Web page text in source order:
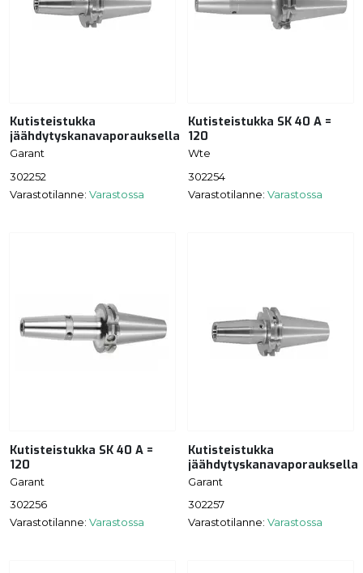
Kutisteistukka
jäähdytyskanavaporauksella
Garant
302252
Varastotilanne: Varastossa
Kutisteistukka SK 40 A =
120
Wte
302254
Varastotilanne: Varastossa
Kutisteistukka SK 40 A =
120
Garant
302256
Varastotilanne: Varastossa
Kutisteistukka
jäähdytyskanavaporauksella
Garant
302257
Varastotilanne: Varastossa